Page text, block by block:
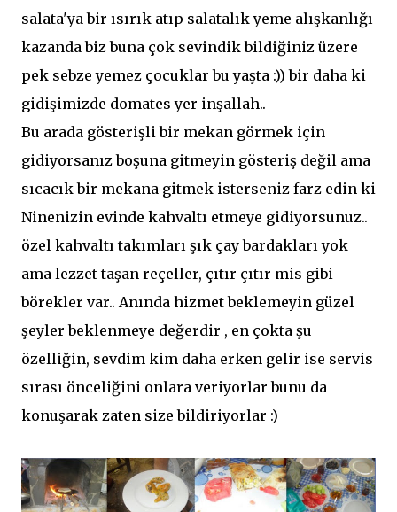
salata'ya bir ısırık atıp salatalık yeme alışkanlığı
kazanda biz buna çok sevindik bildiğiniz üzere
pek sebze yemez çocuklar bu yaşta :)) bir daha ki
gidişimizde domates yer inşallah..
Bu arada gösterişli bir mekan görmek için
gidiyorsanız boşuna gitmeyin gösteriş değil ama
sıcacık bir mekana gitmek isterseniz farz edin ki
Ninenizin evinde kahvaltı etmeye gidiyorsunuz..
özel kahvaltı takımları şık çay bardakları yok
ama lezzet taşan reçeller, çıtır çıtır mis gibi
börekler var.. Anında hizmet beklemeyin güzel
şeyler beklenmeye değerdir , en çokta şu
özelliğin, sevdim kim daha erken gelir ise servis
sırası önceliğini onlara veriyorlar bunu da
konuşarak zaten size bildiriyorlar :)